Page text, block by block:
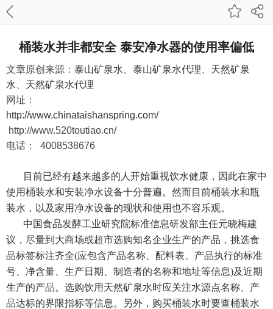
桶装水并非都安全 泰安净水器的使用率偏低
文章原创来源： 泰山矿泉水 泰山矿泉水代理
天然矿泉
水
天然矿泉水代理
网址：
http://www.chinataishanspring.com/
http://www.520toutiao.cn/
电话： 4008538676
目前已经有越来越多的人开始重视饮水健康，因此在家中
使用桶装水和安装净水设备十分普遍。然而目前桶装水和瓶
装水，以及家用净水设备的现状和使用也不容乐观。
中国食品发酵工业研究院标准信息研发部主任元晓梅建
议，尽量到大商场或超市选购知名企业生产的产品，挑选食
品标签标注齐全(应包含产品名称、配料表、产品执行的标准
号、净含量、生产日期、制造者的名称和地址等信息)及近期
生产的产品。选购饮用天然矿泉水时应关注水源点名称、产
品达标的界限指标等信息。另外，购买桶装水时要查桶装水